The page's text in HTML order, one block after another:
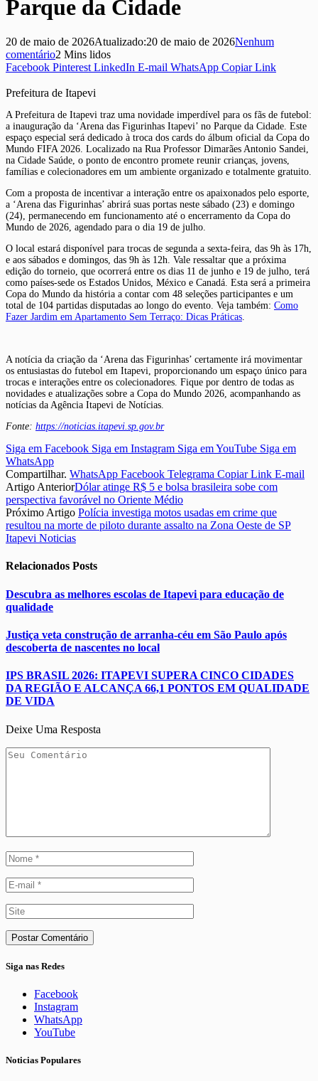
Parque da Cidade
20 de maio de 2026Atualizado:20 de maio de 2026Nenhum
comentário2 Mins lidos
Facebook Pinterest LinkedIn E-mail WhatsApp Copiar Link
Prefeitura de Itapevi
A Prefeitura de Itapevi traz uma novidade imperdível para os fãs de futebol:
a inauguração da ‘Arena das Figurinhas Itapevi’ no Parque da Cidade. Este
espaço especial será dedicado à troca dos cards do álbum oficial da Copa do
Mundo FIFA 2026. Localizado na Rua Professor Dimarães Antonio Sandei,
na Cidade Saúde, o ponto de encontro promete reunir crianças, jovens,
famílias e colecionadores em um ambiente organizado e totalmente gratuito.
Com a proposta de incentivar a interação entre os apaixonados pelo esporte,
a ‘Arena das Figurinhas’ abrirá suas portas neste sábado (23) e domingo
(24), permanecendo em funcionamento até o encerramento da Copa do
Mundo de 2026, agendado para o dia 19 de julho.
O local estará disponível para trocas de segunda a sexta-feira, das 9h às 17h,
e aos sábados e domingos, das 9h às 12h. Vale ressaltar que a próxima
edição do torneio, que ocorrerá entre os dias 11 de junho e 19 de julho, terá
como países-sede os Estados Unidos, México e Canadá. Esta será a primeira
Copa do Mundo da história a contar com 48 seleções participantes e um
total de 104 partidas disputadas ao longo do evento. Veja também: Como
Fazer Jardim em Apartamento Sem Terraço: Dicas Práticas.
A notícia da criação da ‘Arena das Figurinhas’ certamente irá movimentar
os entusiastas do futebol em Itapevi, proporcionando um espaço único para
trocas e interações entre os colecionadores. Fique por dentro de todas as
novidades e atualizações sobre a Copa do Mundo 2026, acompanhando as
notícias da Agência Itapevi de Notícias.
Fonte: https://noticias.itapevi.sp.gov.br
Siga em Facebook Siga em Instagram Siga em YouTube Siga em
WhatsApp
Compartilhar. WhatsApp Facebook Telegrama Copiar Link E-mail
Artigo AnteriorDólar atinge R$ 5 e bolsa brasileira sobe com
perspectiva favorável no Oriente Médio
Próximo Artigo Polícia investiga motos usadas em crime que
resultou na morte de piloto durante assalto na Zona Oeste de SP
Itapevi Noticias
Relacionados Posts
Descubra as melhores escolas de Itapevi para educação de
qualidade
Justiça veta construção de arranha-céu em São Paulo após
descoberta de nascentes no local
IPS BRASIL 2026: ITAPEVI SUPERA CINCO CIDADES
DA REGIÃO E ALCANÇA 66,1 PONTOS EM QUALIDADE
DE VIDA
Deixe Uma Resposta
Siga nas Redes
Facebook
Instagram
WhatsApp
YouTube
Noticias Populares